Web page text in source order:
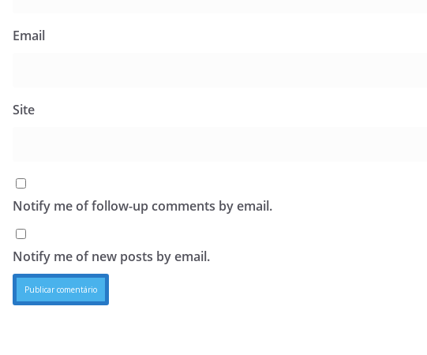
Email
Site
Notify me of follow-up comments by email.
Notify me of new posts by email.